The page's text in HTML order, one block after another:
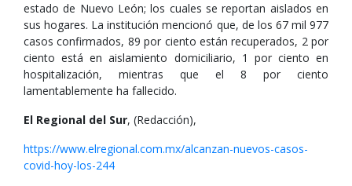
estado de Nuevo León; los cuales se reportan aislados en
sus hogares. La institución mencionó que, de los 67 mil 977
casos confirmados, 89 por ciento están recuperados, 2 por
ciento está en aislamiento domiciliario, 1 por ciento en
hospitalización, mientras que el 8 por ciento
lamentablemente ha fallecido.
El Regional del Sur, (Redacción),
https://www.elregional.com.mx/alcanzan-nuevos-casos-
covid-hoy-los-244